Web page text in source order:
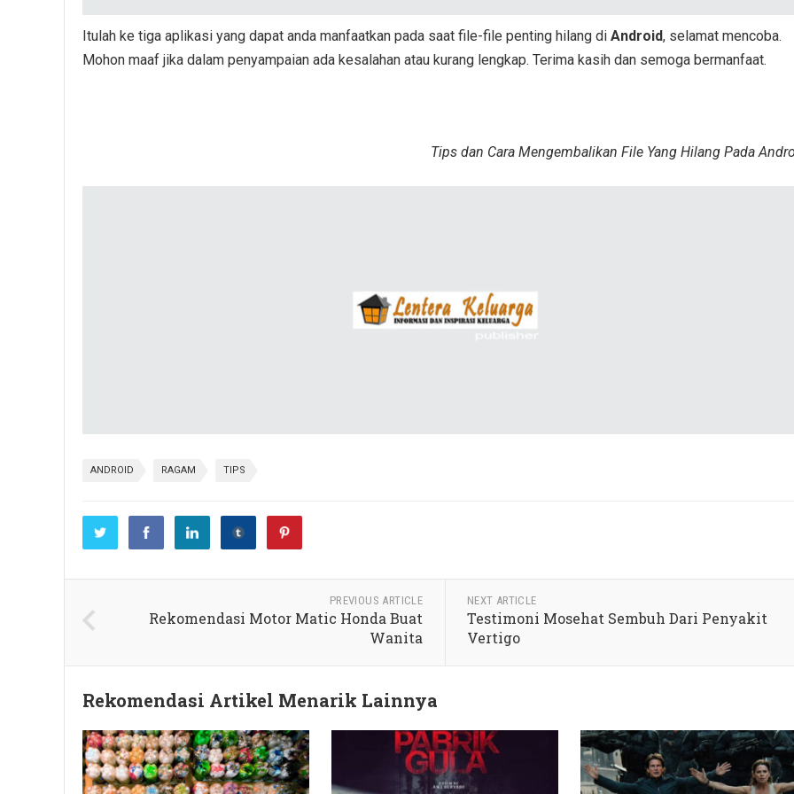
Itulah ke tiga aplikasi yang dapat anda manfaatkan pada saat file-file penting hilang di Android, selamat mencoba.
Mohon maaf jika dalam penyampaian ada kesalahan atau kurang lengkap. Terima kasih dan semoga bermanfaat.
Tips dan Cara Mengembalikan File Yang Hilang Pada
ANDROID RAGAM TIPS
PREVIOUS ARTICLE
Rekomendasi Motor Matic Honda Buat
Wanita
NEXT ARTICLE
Testimoni Mosehat Sembuh Dari Penyakit
Vertigo
Rekomendasi Artikel Menarik Lainnya